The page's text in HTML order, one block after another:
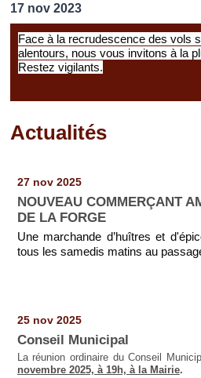
Vie pratique
Vos professionnels
17 nov 2023
Face à la recrudescence des vols
alentours, nous vous invitons à la
Restez vigilants.
Actualités
27 nov 2025
NOUVEAU COMMERÇANT
DE LA FORGE
Une marchande d’huîtres et
tous les samedis matins au
25 nov 2025
Conseil Municipal
La réunion ordinaire du Conseil
novembre 2025, à 19h, à la Mairie.
Pages